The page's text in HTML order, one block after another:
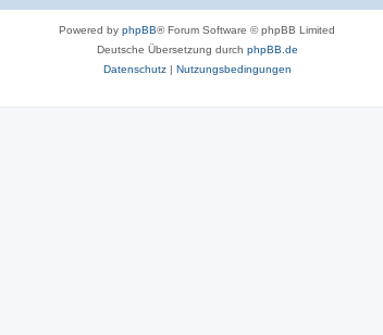
Powered by phpBB® Forum Software © phpBB Limited
Deutsche Übersetzung durch phpBB.de
Datenschutz| Nutzungsbedingungen